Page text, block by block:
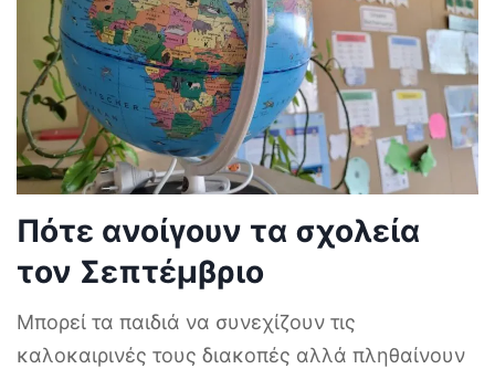
Πότε ανοίγουν τα σχολεία
τον Σεπτέμβριο
Μπορεί τα παιδιά να συνεχίζουν τις
καλοκαιρινές τους διακοπές αλλά πληθαίνουν